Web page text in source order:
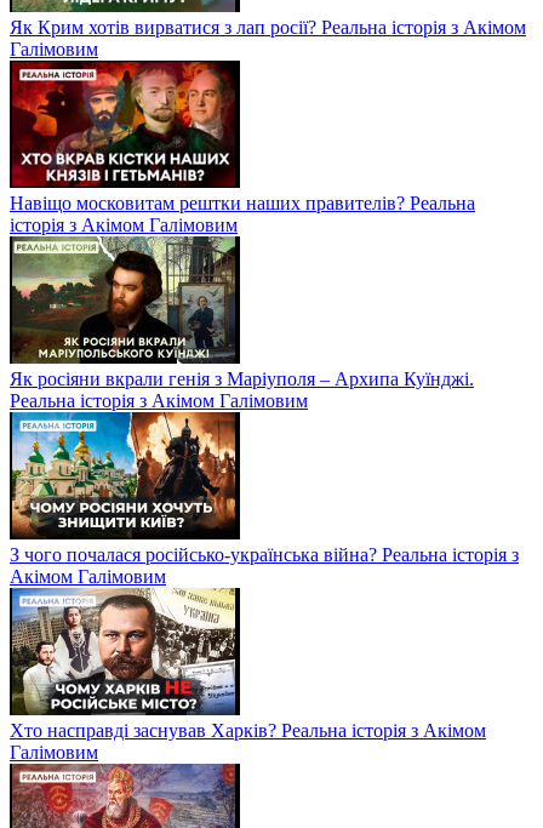
Як Крим хотів вирватися з лап росії? Реальна історія з Акімом
Галімовим
Навіщо московитам рештки наших правителів? Реальна
історія з Акімом Галімовим
Як росіяни вкрали генія з Маріуполя – Архипа Куїнджі.
Реальна історія з Акімом Галімовим
З чого почалася російсько-українська війна? Реальна історія з
Акімом Галімовим
Хто насправді заснував Харків? Реальна історія з Акімом
Галімовим